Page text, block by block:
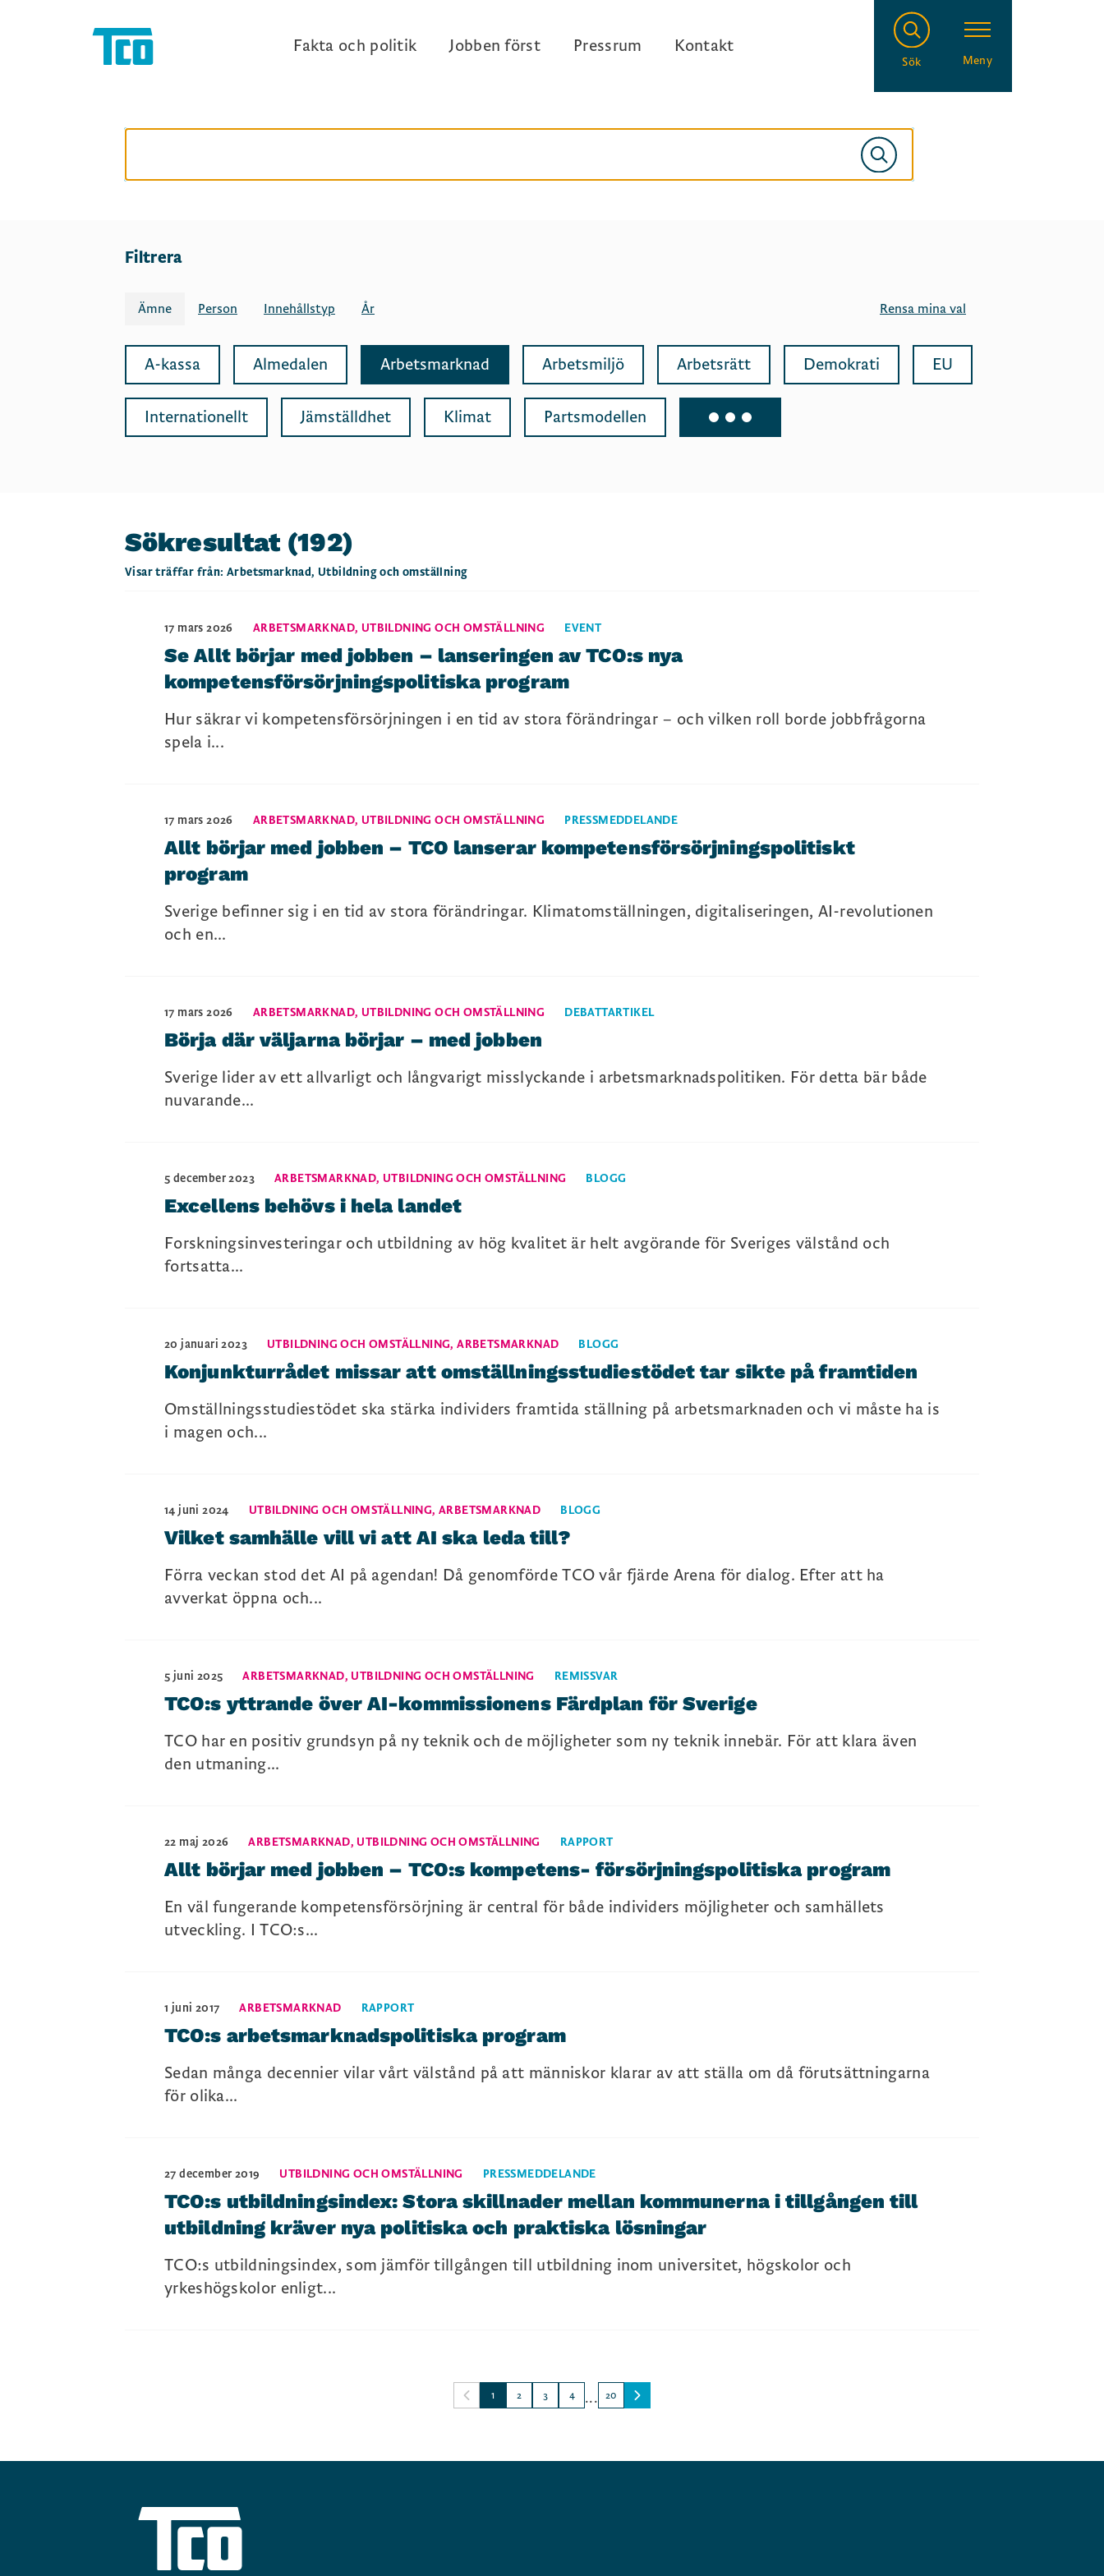
Fakta och politik Jobben först Pressrum Kontakt
Sök Meny
Filtrera
Ämne Person Innehållstyp År Rensa mina val
A-kassa Almedalen Arbetsmarknad Arbetsmiljö Arbetsrätt Demokrati EU
Internationellt Jämställdhet Klimat Partsmodellen
Sökresultat(192)
Visar träffar från:Arbetsmarknad Utbildning och omställning
17 mars 2026 ARBETSMARKNAD, UTBILDNING OCH OMSTÄLLNING EVENT
Se Allt börjar med jobben – lanseringen av TCO:s nya
kompetensförsörjningspolitiska program
Hur säkrar vi kompetensförsörjningen i en tid av stora förändringar – och vilken roll borde jobbfrågorna
spela i...
17 mars 2026 ARBETSMARKNAD, UTBILDNING OCH OMSTÄLLNING PRESSMEDDELANDE
Allt börjar med jobben – TCO lanserar kompetensförsörjningspolitiskt
program
Sverige befinner sig i en tid av stora förändringar. Klimatomställningen, digitaliseringen, AI-revolutionen
och en...
17 mars 2026 ARBETSMARKNAD, UTBILDNING OCH OMSTÄLLNING DEBATTARTIKEL
Börja där väljarna börjar – med jobben
Sverige lider av ett allvarligt och långvarigt misslyckande i arbetsmarknadspolitiken. För detta bär både
nuvarande...
5 december 2023 ARBETSMARKNAD, UTBILDNING OCH OMSTÄLLNING BLOGG
Excellens behövs i hela landet
Forskningsinvesteringar och utbildning av hög kvalitet är helt avgörande för Sveriges välstånd och
fortsatta...
20 januari 2023 UTBILDNING OCH OMSTÄLLNING,ARBETSMARKNAD BLOGG
Konjunkturrådet missar att omställningsstudiestödet tar sikte på framtiden
Omställningsstudiestödet ska stärka individers framtida ställning på arbetsmarknaden och vi måste ha is
i magen och...
14 juni 2024 UTBILDNING OCH OMSTÄLLNING,ARBETSMARKNAD BLOGG
Vilket samhälle vill vi att AI ska leda till?
Förra veckan stod det AI på agendan! Då genomförde TCO vår fjärde Arena för dialog. Efter att ha
avverkat öppna och...
5 juni 2025 ARBETSMARKNAD, UTBILDNING OCH OMSTÄLLNING REMISSVAR
TCO:s yttrande över AI-kommissionens Färdplan för Sverige
TCO har en positiv grundsyn på ny teknik och de möjligheter som ny teknik innebär. För att klara även
den utmaning...
22 maj 2026 ARBETSMARKNAD, UTBILDNING OCH OMSTÄLLNING RAPPORT
Allt börjar med jobben – TCO:s kompetens- försörjningspolitiska program
En väl fungerande kompetensförsörjning är central för både individers möjligheter och samhällets
utveckling. I TCO:s...
1 juni 2017 ARBETSMARKNAD RAPPORT
TCO:s arbetsmarknadspolitiska program
Sedan många decennier vilar vårt välstånd på att människor klarar av att ställa om då förutsättningarna
för olika...
27 december 2019 UTBILDNING OCH OMSTÄLLNING PRESSMEDDELANDE
TCO:s utbildningsindex: Stora skillnader mellan kommunerna i tillgången till
utbildning kräver nya politiska och praktiska lösningar
TCO:s utbildningsindex, som jämför tillgången till utbildning inom universitet, högskolor och
yrkeshögskolor enligt...
1 2 3 4 ... 20